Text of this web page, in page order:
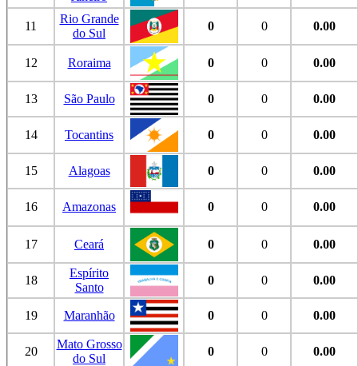
11
Rio Grande
do Sul
0 0 0.00
12 Roraima 0 0 0.00
13 São Paulo 0 0 0.00
14 Tocantins 0 0 0.00
15 Alagoas 0 0 0.00
16 Amazonas 0 0 0.00
17 Ceará 0 0 0.00
18
Espírito
Santo
0 0 0.00
19 Maranhão 0 0 0.00
20
Mato Grosso
do Sul
0 0 0.00